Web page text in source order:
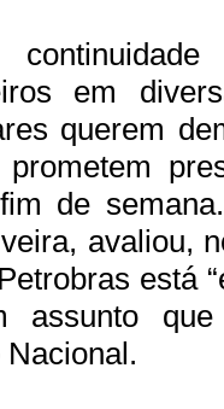
em
querem
de
avaliou,
está
assunto